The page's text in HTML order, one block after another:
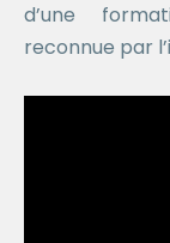
d’une
reconnue par